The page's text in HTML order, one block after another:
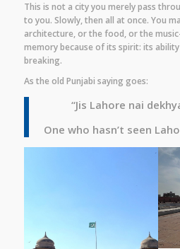
This is not a city you merely pass
to you. Slowly, then all at once. You
architecture, or the food, or the
memory because of its spirit: its
breaking.
As the old Punjabi saying goes:
“Jis Lahore nai
One who hasn’t seen